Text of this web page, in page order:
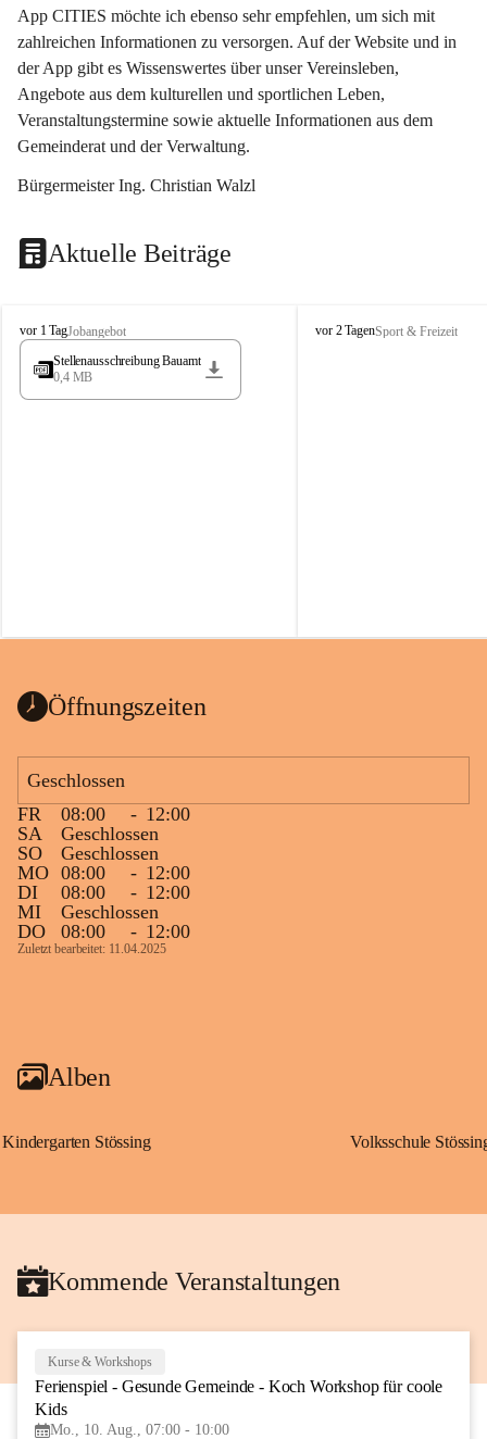
App CITIES möchte ich ebenso sehr empfehlen, um sich mit
zahlreichen Informationen zu versorgen. Auf der Website und in
der App gibt es Wissenswertes über unser Vereinsleben,
Angebote aus dem kulturellen und sportlichen Leben,
Veranstaltungstermine sowie aktuelle Informationen aus dem
Gemeinderat und der Verwaltung.
Bürgermeister Ing. Christian Walzl
Aktuelle Beiträge
S
t
s
vor 1 TagJobangebot
Stellenausschreibung Bauamt
0,4 MB
S
vor 2 TagenSport & Freizeit
Öffnungszeiten
Geschlossen
FR
08:00 - 12:00
SA
Geschlossen
SO
Geschlossen
MO 08:00 - 12:00
DI
08:00 - 12:00
MI
Geschlossen
DO
08:00 - 12:00
Zuletzt bearbeitet: 11.04.2025
Alben
Kindergarten Stössing Volksschule
Kommende Veranstaltungen
AUG
Kurse & Workshops
Ferienspiel - Gesunde Gemeinde - Koch Workshop für coole
Kids
Mo., 10. Aug., 07:00 - 10:00